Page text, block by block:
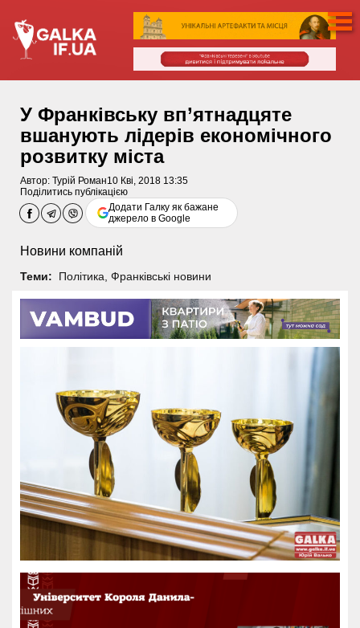
У Франківську вп’ятнадцяте
вшанують лідерів економічного
розвитку міста
Автор: Турій Роман10 Кві, 2018 13:35
Поділитись публікацією
Додати Галку як бажане
джерело в Google
Новини компаній
Теми: Політика Франківські новини